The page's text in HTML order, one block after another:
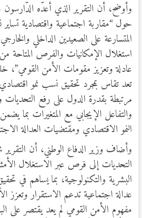
وأوضح، أن التقرير الذي أعدّه
حول “مقاربة اجتماعية واقتصادية
المتسارعة على الصعيدين الداخلي
استغلال الإمكانيات والفرص المتاحة
عادلة وتعزيز مقومات الأمن القومي”،
تعد تقاس بمجرد تحقيق نسب نمو
مرتبطة بقدرة الدول على رفع التحديات
والتفاعل الإيجابي مع المتغيرات بما
النمو الاقتصادي ومقتضيات العدالة
وأضاف وزير الدفاع الوطني، أن
التحديات إلى فرص عبر الاستغلال
البشرية والتكنولوجية، بما يساهم في
عدالة اجتماعية تدعم الاستقرار وتعزز
مفهوم الأمن القومي لم يعد يقتصر على